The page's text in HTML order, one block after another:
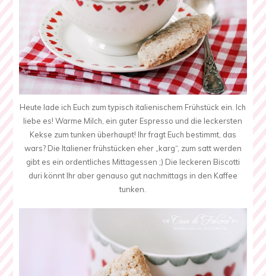
Heute lade ich Euch zum typisch italienischem Frühstück ein. Ich
liebe es! Warme Milch, ein guter Espresso und die leckersten
Kekse zum tunken überhaupt! Ihr fragt Euch bestimmt, das
wars? Die Italiener frühstücken eher „karg“, zum satt werden
gibt es ein ordentliches Mittagessen ;) Die leckeren Biscotti
duri könnt Ihr aber genauso gut nachmittags in den Kaffee
tunken.